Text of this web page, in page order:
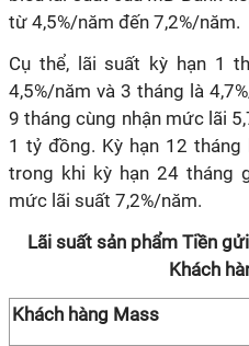
từ 4,5%/năm đến 7,2%/năm.
Cụ thể, lãi suất kỳ hạn 1
4,5%/năm và 3 tháng là
9 tháng cùng nhận mức lãi
1 tỷ đồng. Kỳ hạn 12 tháng
trong khi kỳ hạn 24 tháng
mức lãi suất 7,2%/năm.
Lãi suất sản phẩm Tiền
Khách
Khách hàng Mass